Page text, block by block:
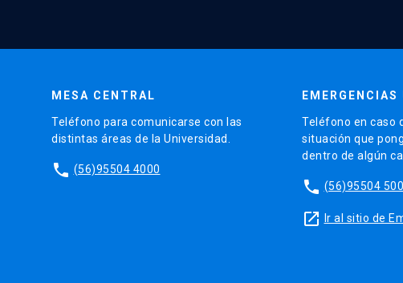
MESA CENTRAL
Teléfono para comunicarse con las
distintas áreas de la Universidad.
phone (56)95504 4000
EMERGENCIAS
Teléfono en caso
situación que
dentro de algún
phone (56)95504
launch Ir al sitio de